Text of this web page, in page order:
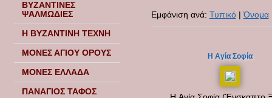
ΒΥΖΑΝΤΙΝΕΣ
ΨΑΛΜΩΔΙΕΣ
Η ΒΥΖΑΝΤΙΝΗ ΤΕΧΝΗ
ΜΟΝΕΣ ΑΓΙΟΥ ΟΡΟΥΣ
ΜΟΝΕΣ ΕΛΛΑΔΑ
ΠΑΝΑΓΙΟΣ ΤΑΦΟΣ
Εμφάνιση ανά: Τυπικό Όνομα
H Αγία Σοφία